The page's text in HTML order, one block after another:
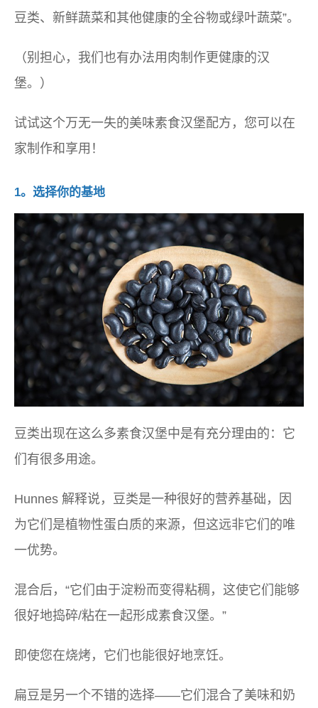
豆类、新鲜蔬菜和其他健康的全谷物或绿叶蔬菜”。
（别担心，我们也有办法用肉制作更健康的汉
堡。）
试试这个万无一失的美味素食汉堡配方，您可以在
家制作和享用！
1。选择你的基地
豆类出现在这么多素食汉堡中是有充分理由的：它
们有很多用途。
Hunnes 解释说，豆类是一种很好的营养基础，因
为它们是植物性蛋白质的来源，但这远非它们的唯
一优势。
混合后，“它们由于淀粉而变得粘稠，这使它们能够
很好地捣碎/粘在一起形成素食汉堡。”
即使您在烧烤，它们也能很好地烹饪。
扁豆是另一个不错的选择——它们混合了美味和奶